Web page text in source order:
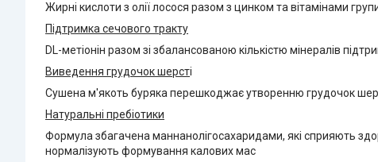
Жирні кислоти з олії лосося разом з цинком та вітамінами
Підтримка сечового тракту
DL-метіонін разом зі збалансованою кількістю мінералів
Виведення грудочок шерсті
Сушена м'якоть буряка перешкоджає утворенню грудочок
Натуральні пребіотики
Формула збагачена маннанолігосахаридами, які сприяють
нормалізують формування калових мас